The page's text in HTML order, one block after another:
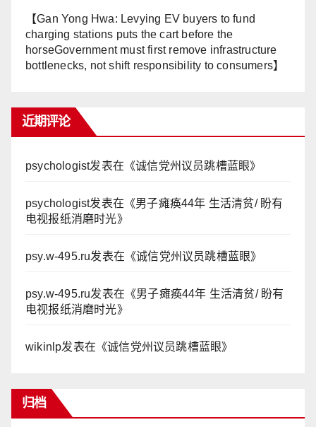
【Gan Yong Hwa: Levying EV buyers to fund
charging stations puts the cart before the
horseGovernment must first remove infrastructure
bottlenecks, not shift responsibility to consumers】
近期评论
psychologist发表在《诚信党州议员跳槽蓝眼》
psychologist发表在《男子瘫痪44年 生活清贫/ 盼有
电视报纸消磨时光》
psy.w-495.ru发表在《诚信党州议员跳槽蓝眼》
psy.w-495.ru发表在《男子瘫痪44年 生活清贫/ 盼有
电视报纸消磨时光》
wikinlp发表在《诚信党州议员跳槽蓝眼》
归档